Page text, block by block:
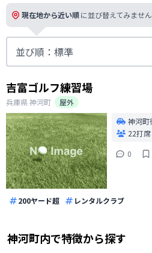
現在地から近い順に並び替えてみませ
吉富ゴルフ練習場
兵庫県神河町
屋外
神河町
22打席
0
200ヤード超 レンタルクラブ
神河町内で特徴から探す